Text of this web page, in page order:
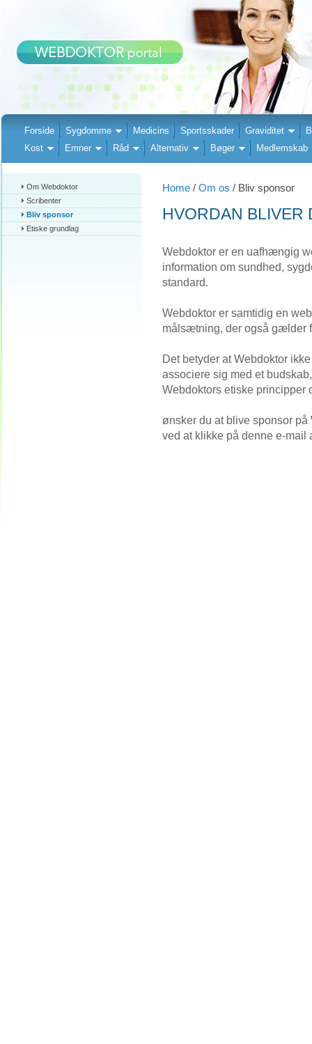
Forside Sygdomme Medicins Sportsskader Graviditet
Kost
Emner Råd Alternativ Bøger Medlemskab
Om Webdoktor
Scribenter
Bliv sponsor
Etiske grundlag
Home / Om os / Bliv sponsor
HVORDAN BLIVER
Webdoktor er en uafhængig
information om sundhed,
standard.
Webdoktor er samtidig en
målsætning, der også gælder
Det betyder at Webdoktor
associere sig med et
Webdoktors etiske principper
ønsker du at blive sponsor
ved at klikke på denne e-mail